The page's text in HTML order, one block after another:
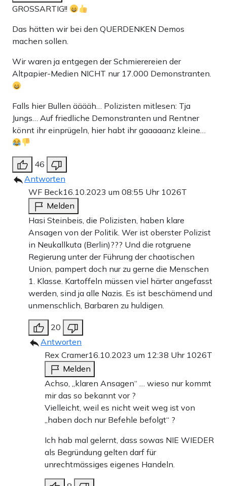
GROSSARTIG!!
Das hätten wir bei den QUERDENKEN Demos
machen sollen.
Wir waren ja entgegen der Schmierereien der
Altpapier-Medien NICHT nur 17.000 Demonstranten.
Falls hier Bullen ääääh… Polizisten mitlesen: Tja
Jungs… Auf friedliche Demonstranten und Rentner
könnt ihr einprügeln, hier habt ihr gaaaaanz kleine…
46
Antworten
WF Beck16.10.2023 um 08:55 Uhr 1026T
Melden
Hasi Steinbeis, die Polizisten, haben klare
Ansagen von der Politik. Wer ist oberster Polizist
in Neukallkuta (Berlin)??? Und die rotgruene
Regierung unter der Führung der chaotischen
Union, pampert doch nur zu gerne die Menschen
1. Klasse. Kartoffeln müssen viel härter angefasst
werden, sind ja alle Nazis. Es ist beschämend und
unmenschlich, Barbaren zu huldigen.
20
Antworten
Rex Cramer16.10.2023 um 12:38 Uhr 1026T
Melden
Achso, „klaren Ansagen“ … wieso nur kommt
mir das so bekannt vor ?
Vielleicht, weil es nicht weit weg ist von
„haben doch nur Befehle befolgt“ ?
Ich hab mal gelernt, dass sowas NIE WIEDER
als Begründung gelten darf für
unrechtmässiges eigenes Handeln.